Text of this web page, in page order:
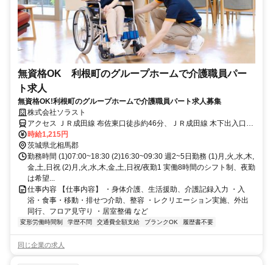
無資格OK 利根町のグループホームで介護職員パー
ト求人
無資格OK!利根町のグループホームで介護職員パート求人募集
株式会社ソラスト
アクセス ＪＲ成田線 布佐東口徒歩約46分、ＪＲ成田線 木下出入口1
徒歩約63分、関東鉄道竜ヶ崎線 竜ヶ崎徒歩約63分
時給1,215円
茨城県北相馬郡
勤務時間 (1)07:00~18:30 (2)16:30~09:30 週2~5日勤務 (1)月,火,水,木,
金,土,日祝 (2)月,火,水,木,金,土,日祝/夜勤1 実働8時間のシフト制、夜勤
は希望...
仕事内容 【仕事内容】 ・身体介護、生活援助、介護記録入力 ・入
浴・食事・移動・排せつ介助、整容 ・レクリエーション実施、外出
同行、フロア見守り ・居室整備 など
変形労働時間制 学歴不問 交通費全額支給 ブランクOK 履歴書不要
同じ企業の求人